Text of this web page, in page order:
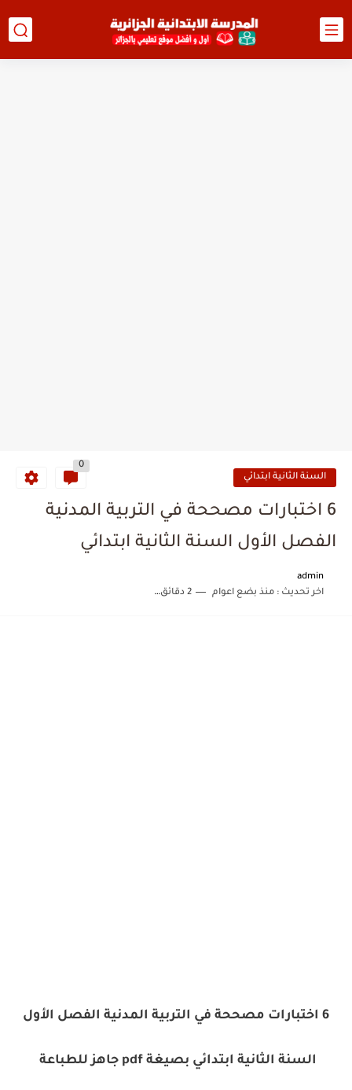
السنة الثانية ابتدائي
0
6 اختبارات مصححة في التربية المدنية
الفصل الأول السنة الثانية ابتدائي
admin
اخر تحديث :منذ بضع اعوام 2 دقائق للقراءة
السنة الثانية ابتدائي بصيغة pdf جاهز للطباعة